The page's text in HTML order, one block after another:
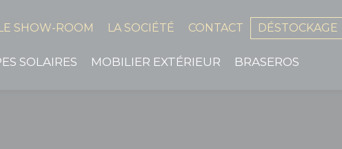
SHOW-ROOM LA SOCIÉTÉ CONTACT DÉSTOCKAGE
SOLAIRES MOBILIER EXTÉRIEUR BRASEROS